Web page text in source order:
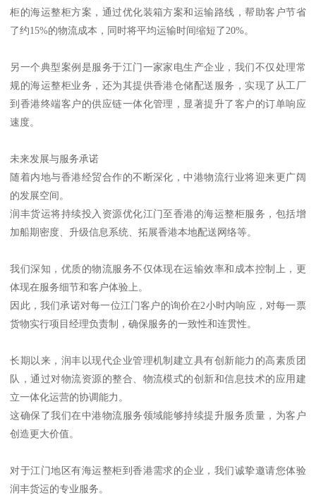
柜的海运整柜方案，通过优化装箱方案和运输路线，帮助客户节省
了约15%的物流成本，同时将平均运输时间缩短了20%。
另一个典型案例是服务于江门一家家电生产企业，我们不仅处理常
规的海运整柜业务，还为其提供香港仓储配送服务，实现了从工厂
到香港终端客户的供应链一体化管理，显著提升了客户的订单响应
速度。
未来发展与服务承诺
随着内地与香港经贸合作的不断深化，中港物流行业将迎来更广阔
的发展空间。
润丰货运将持续投入资源优化江门至香港的海运整柜服务，包括增
加船期密度、升级信息系统、拓展香港本地配送网络等。
我们深知，优质的物流服务不仅体现在运输效率和成本控制上，更
体现在服务细节和客户体验上。
因此，我们承诺对每一位江门客户的询价在2小时内响应，对每一票
货物实行项目经理负责制，确保服务的一致性和连贯性。
长期以来，润丰以现代企业管理机制建立具有创新能力的高素质团
队，通过对物流资源的整合、物流模式的创新和信息技术的应用建
立一体化运营的协调能力。
这确保了我们在中港物流服务领域能够持续提升服务质量，为客户
创造更大价值。
对于江门地区有海运整柜到香港需求的企业，我们诚挚邀请您体验
润丰货运的专业服务。